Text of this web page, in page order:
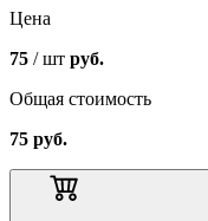
Цена
75 / шт руб.
Общая стоимость
75 руб.